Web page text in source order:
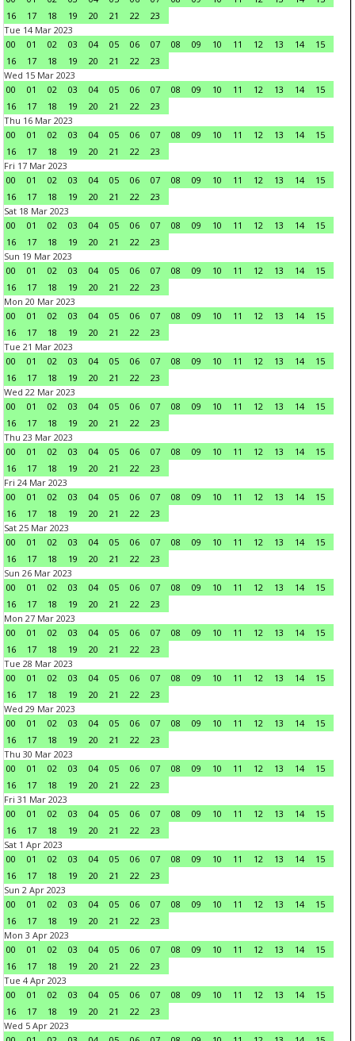
16
17 18 19 20 21 22
23
Tue 14 Mar 2023
00
01 02 03 04 05 06 07 08 09 10 11 12 13 14
15
16
17 18 19 20 21 22
23
Wed 15 Mar 2023
00
01 02 03 04 05 06 07 08 09 10 11 12 13 14
15
16
17 18 19 20 21 22
23
Thu 16 Mar 2023
00
01 02 03 04 05 06 07 08 09 10 11 12 13 14
15
16
17 18 19 20 21 22
23
Fri 17 Mar 2023
00
01 02 03 04 05 06 07 08 09 10 11 12 13 14
15
16
17 18 19 20 21 22
23
Sat 18 Mar 2023
00
01 02 03 04 05 06 07 08 09 10 11 12 13 14
15
16
17 18 19 20 21 22
23
Sun 19 Mar 2023
00
01 02 03 04 05 06 07 08 09 10 11 12 13 14
15
16
17 18 19 20 21 22
23
Mon 20 Mar 2023
00
01 02 03 04 05 06 07 08 09 10 11 12 13 14
15
16
17 18 19 20 21 22
23
Tue 21 Mar 2023
00
01 02 03 04 05 06 07 08 09 10 11 12 13 14
15
16
17 18 19 20 21 22
23
Wed 22 Mar 2023
00
01 02 03 04 05 06 07 08 09 10 11 12 13 14
15
16
17 18 19 20 21 22
23
Thu 23 Mar 2023
00
01 02 03 04 05 06 07 08 09 10 11 12 13 14
15
16
17 18 19 20 21 22
23
Fri 24 Mar 2023
00
01 02 03 04 05 06 07 08 09 10 11 12 13 14
15
16
17 18 19 20 21 22
23
Sat 25 Mar 2023
00
01 02 03 04 05 06 07 08 09 10 11 12 13 14
15
16
17 18 19 20 21 22
23
Sun 26 Mar 2023
00
01 02 03 04 05 06 07 08 09 10 11 12 13 14
15
16
17 18 19 20 21 22
23
Mon 27 Mar 2023
00
01 02 03 04 05 06 07 08 09 10 11 12 13 14
15
16
17 18 19 20 21 22
23
Tue 28 Mar 2023
00
01 02 03 04 05 06 07 08 09 10 11 12 13 14
15
16
17 18 19 20 21 22
23
Wed 29 Mar 2023
00
01 02 03 04 05 06 07 08 09 10 11 12 13 14
15
16
17 18 19 20 21 22
23
Thu 30 Mar 2023
00
01 02 03 04 05 06 07 08 09 10 11 12 13 14
15
16
17 18 19 20 21 22
23
Fri 31 Mar 2023
00
01 02 03 04 05 06 07 08 09 10 11 12 13 14
15
16
17 18 19 20 21 22
23
Sat 1 Apr 2023
00
01 02 03 04 05 06 07 08 09 10 11 12 13 14
15
16
17 18 19 20 21 22
23
Sun 2 Apr 2023
00
01 02 03 04 05 06 07 08 09 10 11 12 13 14
15
16
17 18 19 20 21 22
23
Mon 3 Apr 2023
00
01 02 03 04 05 06 07 08 09 10 11 12 13 14
15
16
17 18 19 20 21 22
23
Tue 4 Apr 2023
00
01 02 03 04 05 06 07 08 09 10 11 12 13 14
15
16
17 18 19 20 21 22
23
Wed 5 Apr 2023